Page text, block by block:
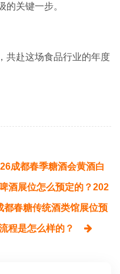
的关键一步。
共赴这场食品行业的年度
成都春季糖酒会黄酒白
酒展位怎么预定的？202
都春糖传统酒类馆展位预
程是怎么样的？